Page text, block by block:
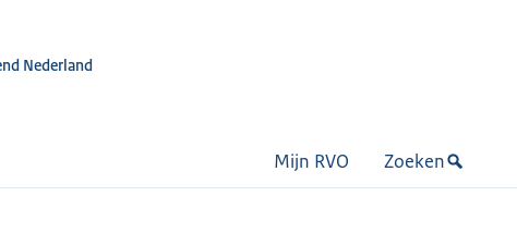
Nederland
Mijn RVO Zoeken